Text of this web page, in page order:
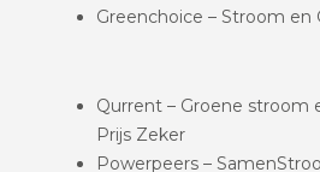
Greenchoice – Stroom en
Qurrent – Groene stroom
Prijs Zeker
Powerpeers –